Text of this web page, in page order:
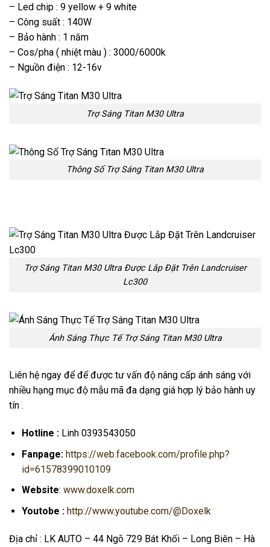
– Led chip : 9 yellow + 9 white
– Công suất : 140W
– Bảo hành : 1 năm
– Cos/pha ( nhiệt màu ) : 3000/6000k
– Nguồn điện : 12-16v
Trợ Sáng Titan M30 Ultra
Thông Số Trợ Sáng Titan M30 Ultra
Trợ Sáng Titan M30 Ultra Được Lắp Đặt Trên Landcruiser
Lc300
Ánh Sáng Thực Tế Trợ Sáng Titan M30 Ultra
Liên hệ ngay để để được tư vấn độ nâng cấp ánh sáng với
nhiều hạng mục độ mẫu mã đa dạng giá hợp lý bảo hành uy
tín .
Hotline :Linh 0393543050
Fanpage: https://web.facebook.com/profile.php?
id=61578399010109
Website: www.doxelk.com
Youtobe : http://www.youtube.com/@Doxelk
Địa chỉ : LK AUTO – 44 Ngõ 729 Bát Khối – Long Biên – Hà